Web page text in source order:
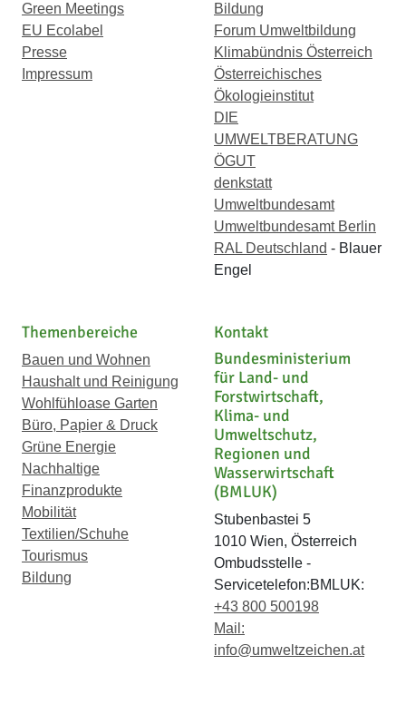
Green Meetings
EU Ecolabel
Presse
Impressum
Bildung
Forum Umweltbildung
Klimabündnis Österreich
Österreichisches
Ökologieinstitut
DIE
UMWELTBERATUNG
ÖGUT
denkstatt
Umweltbundesamt
Umweltbundesamt Berlin
RAL Deutschland - Blauer
Engel
Themenbereiche
Bauen und Wohnen
Haushalt und Reinigung
Wohlfühloase Garten
Büro, Papier & Druck
Grüne Energie
Nachhaltige
Finanzprodukte
Mobilität
Textilien/Schuhe
Tourismus
Bildung
Kontakt
Bundesministerium
für Land- und
Forstwirtschaft,
Klima- und
Umweltschutz,
Regionen und
Wasserwirtschaft
(BMLUK)
Stubenbastei 5
1010 Wien, Österreich
Ombudsstelle -
Servicetelefon:BMLUK:
+43 800 500198
Mail:
info@umweltzeichen.at